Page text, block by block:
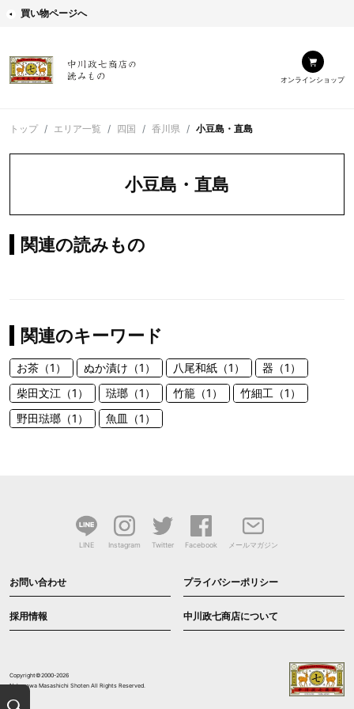
買い物ページへ
オンラインショップ
トップ エリア一覧 四国 香川県 小豆島・直島
小豆島・直島
関連の読みもの
関連のキーワード
お茶（1） ぬか漬け（1） 八尾和紙（1）
器（1）
柴田文江（1）
琺瑯（1） 竹籠（1）
竹細工（1）
野田琺瑯（1）
魚皿（1）
LINE Instagram Twitter Facebook メールマガジン
お問い合わせ プライバシーポリシー
採用情報 中川政七商店について
Copyright©2000-2026
Nakagawa Masashichi Shoten All Rights Reserved.